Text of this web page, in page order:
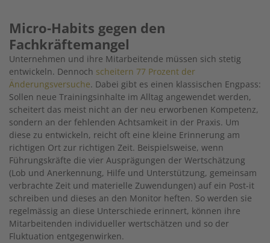
Micro-Habits gegen den
Fachkräftemangel
Unternehmen und ihre Mitarbeitende müssen sich stetig
entwickeln. Dennoch scheitern 77 Prozent der
Änderungsversuche. Dabei gibt es einen klassischen Engpass:
Sollen neue Trainingsinhalte im Alltag angewendet werden,
scheitert das meist nicht an der neu erworbenen Kompetenz,
sondern an der fehlenden Achtsamkeit in der Praxis. Um
diese zu entwickeln, reicht oft eine kleine Erinnerung am
richtigen Ort zur richtigen Zeit. Beispielsweise, wenn
Führungskräfte die vier Ausprägungen der Wertschätzung
(Lob und Anerkennung, Hilfe und Unterstützung, gemeinsam
verbrachte Zeit und materielle Zuwendungen) auf ein Post-it
schreiben und dieses an den Monitor heften. So werden sie
regelmässig an diese Unterschiede erinnert, können ihre
Mitarbeitenden individueller wertschätzen und so der
Fluktuation entgegenwirken.